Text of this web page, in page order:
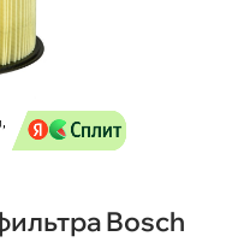
Bosch